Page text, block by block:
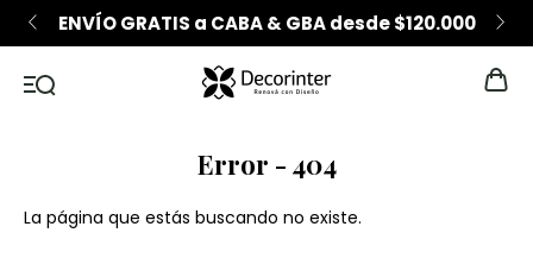
GBA desde $120.000 6 CUOTAS SIN INTERÉS
Error - 404
La página que estás buscando no existe.